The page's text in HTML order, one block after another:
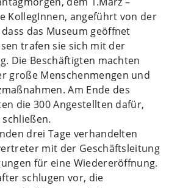
KollegInnen, angeführt von der
das Museum geöffnet
trafen sie sich mit der
Die Beschäftigten machten
große Menschenmengen und
Am Ende des
die 300 Angestellten dafür,
drei Tage verhandelten
mit der Geschäftsleitung
für eine Wiedereröffnung.
schlugen vor, die